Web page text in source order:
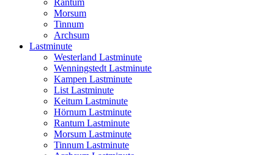
Rantum
Morsum
Tinnum
Archsum
Lastminute
Westerland Lastminute
Wenningstedt Lastminute
Kampen Lastminute
List Lastminute
Keitum Lastminute
Hörnum Lastminute
Rantum Lastminute
Morsum Lastminute
Tinnum Lastminute